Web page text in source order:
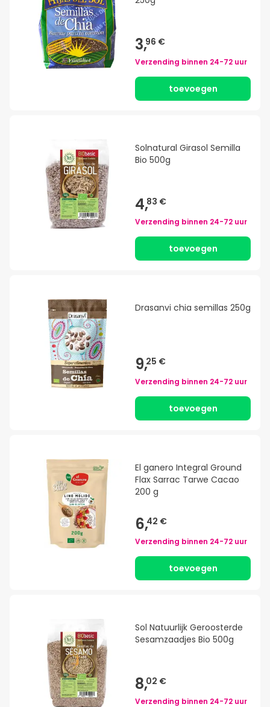
3,96 €
Verzending binnen 24-72 uur
toevoegen
Solnatural Girasol Semilla
Bio 500g
4,83 €
Verzending binnen 24-72 uur
toevoegen
Drasanvi chia semillas 250g
9,25 €
Verzending binnen 24-72 uur
toevoegen
El ganero Integral Ground
Flax Sarrac Tarwe Cacao
200 g
6,42 €
Verzending binnen 24-72 uur
toevoegen
Sol Natuurlijk Geroosterde
Sesamzaadjes Bio 500g
8,02 €
Verzending binnen 24-72 uur